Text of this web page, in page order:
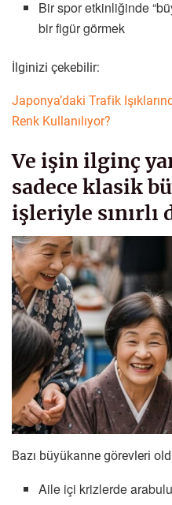
Bir spor etkinliğinde
bir figür görmek
İlginizi çekebilir:
Japonya’daki Trafik
Renk Kullanılıyor?
Ve işin ilginç
sadece klasik
işleriyle sınırlı
Bazı büyükanne görevleri
Aile içi krizlerde